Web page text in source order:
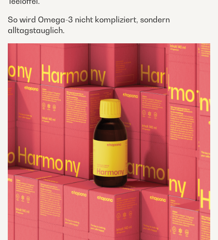
So wird Omega-3 nicht kompliziert, sondern
alltagstauglich.